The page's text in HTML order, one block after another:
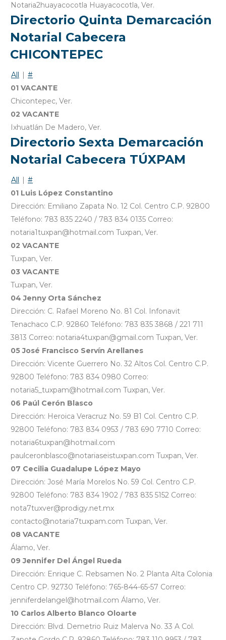
Notaria2huayacocotla Huayacocotla, Ver.
Directorio Quinta Demarcación
Notarial Cabecera
CHICONTEPEC
All | #
01 VACANTE
Chicontepec, Ver.
02 VACANTE
Ixhuatlán De Madero, Ver.
Directorio Sexta Demarcación
Notarial Cabecera TÚXPAM
All | #
01 Luis López Constantino
Dirección: Emiliano Zapata No. 12 Col. Centro C.P. 92800
Teléfono: 783 835 2240 / 783 834 0135 Correo:
notaria1tuxpan@hotmail.com Tuxpan, Ver.
02 VACANTE
Tuxpan, Ver.
03 VACANTE
Tuxpan, Ver.
04 Jenny Orta Sánchez
Dirección: C. Rafael Moreno No. 81 Col. Infonavit
Tenachaco C.P. 92860 Teléfono: 783 835 3868 / 221 711
3813 Correo: notaria4tuxpan@gmail.com Tuxpan, Ver.
05 José Francisco Servín Arellanes
Dirección: Vicente Guerrero No. 32 Altos Col. Centro C.P.
92800 Teléfono: 783 834 0980 Correo:
notaria5_tuxpam@hotmail.com Tuxpan, Ver.
06 Paúl Cerón Blasco
Dirección: Heroica Veracruz No. 59 B1 Col. Centro C.P.
92800 Teléfono: 783 834 0953 / 783 690 7710 Correo:
notaria6tuxpan@hotmail.com
paulceronblasco@notariaseistuxpan.com Tuxpan, Ver.
07 Cecilia Guadalupe López Mayo
Dirección: José María Morelos No. 59 Col. Centro C.P.
92800 Teléfono: 783 834 1902 / 783 835 5152 Correo:
nota7tuxver@prodigy.net.mx
contacto@notaria7tuxpam.com Tuxpan, Ver.
08 VACANTE
Álamo, Ver.
09 Jennifer Del Ángel Rueda
Dirección: Enrique C. Rebsamen No. 2 Planta Alta Colonia
Centro CP. 92730 Teléfono: 765-844-65-57 Correo:
jenniferdelangel@hotmail.com Álamo, Ver.
10 Carlos Alberto Blanco Oloarte
Dirección: Blvd. Demetrio Ruiz Malerva No. 33 A Col.